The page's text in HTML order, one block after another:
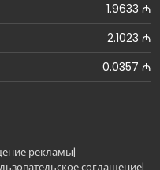
1.9633 ₼
2.1023 ₼
0.0357 ₼
рекламы|